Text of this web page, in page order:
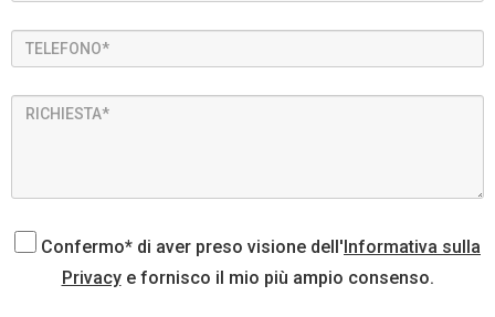
Confermo* di aver preso visione dell'Informativa sulla
Privacye fornisco il mio più ampio consenso.